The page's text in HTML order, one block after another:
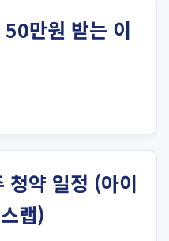
만원 받는 이
약 일정 (아이
랩)